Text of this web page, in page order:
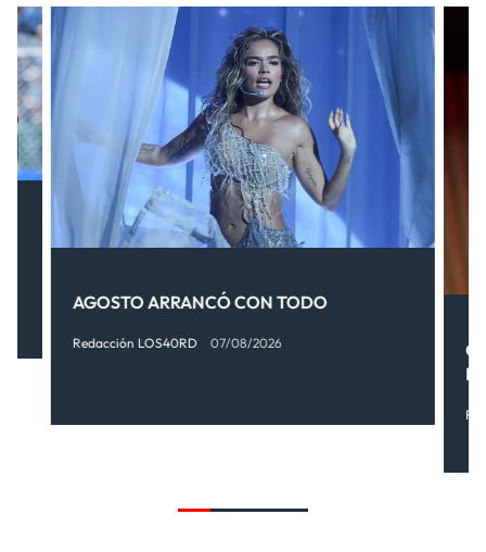
AGOSTO ARRANCÓ CON TODO
Redacción LOS40RD 07/08/2026